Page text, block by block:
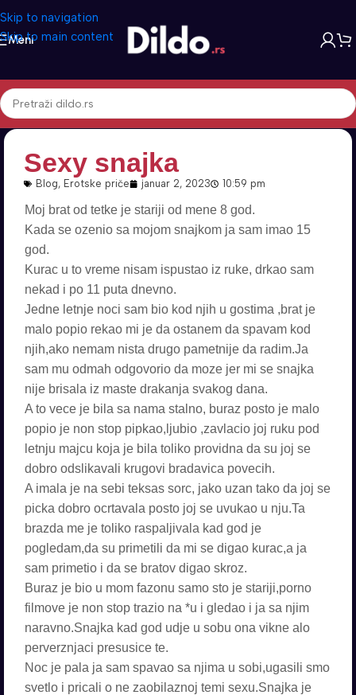
Skip to navigation
Skip to main content
Meni
Sexy snajka
Blog, Erotske priče januar 2, 2023 10:59 pm
Moj brat od tetke je stariji od mene 8 god.
Kada se ozenio sa mojom snajkom ja sam imao 15
god.
Kurac u to vreme nisam ispustao iz ruke, drkao sam
nekad i po 11 puta dnevno.
Jedne letnje noci sam bio kod njih u gostima ,brat je
malo popio rekao mi je da ostanem da spavam kod
njih,ako nemam nista drugo pametnije da radim.Ja
sam mu odmah odgovorio da moze jer mi se snajka
nije brisala iz maste drakanja svakog dana.
A to vece je bila sa nama stalno, buraz posto je malo
popio je non stop pipkao,ljubio ,zavlacio joj ruku pod
letnju majcu koja je bila toliko providna da su joj se
dobro odslikavali krugovi bradavica povecih.
A imala je na sebi teksas sorc, jako uzan tako da joj se
picka dobro ocrtavala posto joj se uvukao u nju.Ta
brazda me je toliko raspaljivala kad god je
pogledam,da su primetili da mi se digao kurac,a ja
sam primetio i da se bratov digao skroz.
Buraz je bio u mom fazonu samo sto je stariji,porno
filmove je non stop trazio na *u i gledao i ja sa njim
naravno.Snajka kad god udje u sobu ona vikne alo
perverznjaci presusice te.
Noc je pala ja sam spavao sa njima u sobi,ugasili smo
svetlo i pricali o ne zaobilaznoj temi sexu.Snajka je